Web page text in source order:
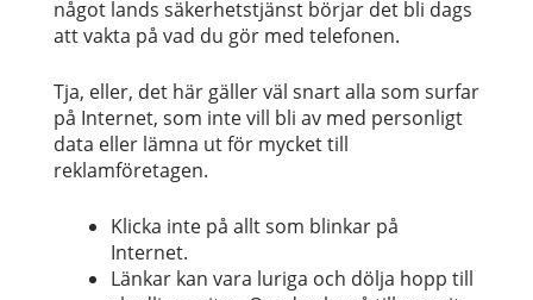
något lands säkerhetstjänst börjar det bli dags
att vakta på vad du gör med telefonen.
Tja, eller, det här gäller väl snart alla som surfar
på Internet, som inte vill bli av med personligt
data eller lämna ut för mycket till
reklamföretagen.
Klicka inte på allt som blinkar på
Internet.
Länkar kan vara luriga och dölja hopp till